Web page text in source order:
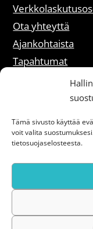
Tämä sivusto käyttää
voit valita
tietosuojaselosteesta.
Ota yhteyttä
Ajankohtaista
Tapahtumat
Liity jäseneksi